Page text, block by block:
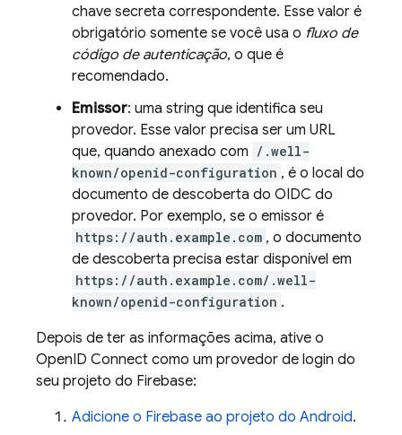
chave secreta correspondente. Esse valor é
obrigatório somente se você usa o fluxo de
código de autenticação, o que é
recomendado.
Emissor: uma string que identifica seu
provedor. Esse valor precisa ser um URL
que, quando anexado com /.well-
known/openid-configuration , é o local do
documento de descoberta do OIDC do
provedor. Por exemplo, se o emissor é
https://auth.example.com , o documento
de descoberta precisa estar disponível em
https://auth.example.com/.well-
known/openid-configuration .
Depois de ter as informações acima, ative o
OpenID Connect como um provedor de login do
seu projeto do Firebase:
Adicione o Firebase ao projeto do Android.